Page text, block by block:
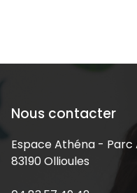
Nous contacter
Espace Athéna - Parc
83190 Ollioules